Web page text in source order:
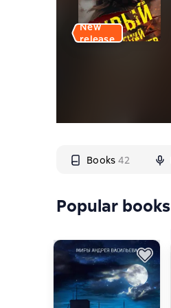
New
release
Books 42
Popular books